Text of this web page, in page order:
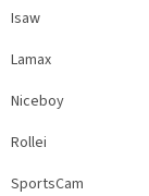
Isaw
Lamax
Niceboy
Rollei
SportsCam